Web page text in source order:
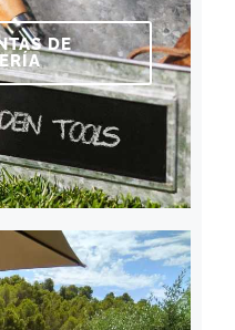
DE